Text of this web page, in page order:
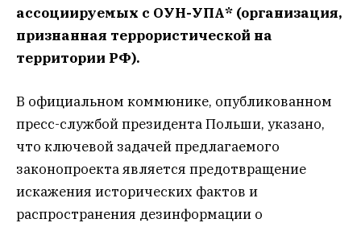
ассоциируемых с ОУН-УПА* (организация,
признанная террористической на
территории РФ).
В официальном коммюнике, опубликованном
пресс-службой президента Польши, указано,
что ключевой задачей предлагаемого
законопроекта является предотвращение
искажения исторических фактов и
распространения дезинформации о